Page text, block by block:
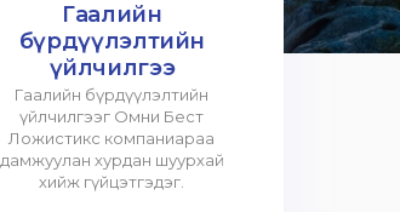
Гаалийн
бүрдүүлэлтийн
үйлчилгээ
Гаалийн бүрдүүлэлтийн
үйлчилгээг Омни Бест
Ложистикс компаниараа
дамжуулан хурдан шуурхай
хийж гүйцэтгэдэг.